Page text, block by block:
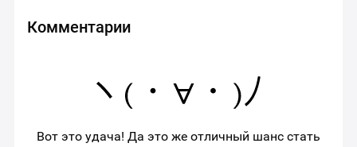
Комментарии
Вот это удача! Да это же отличный шанс стать